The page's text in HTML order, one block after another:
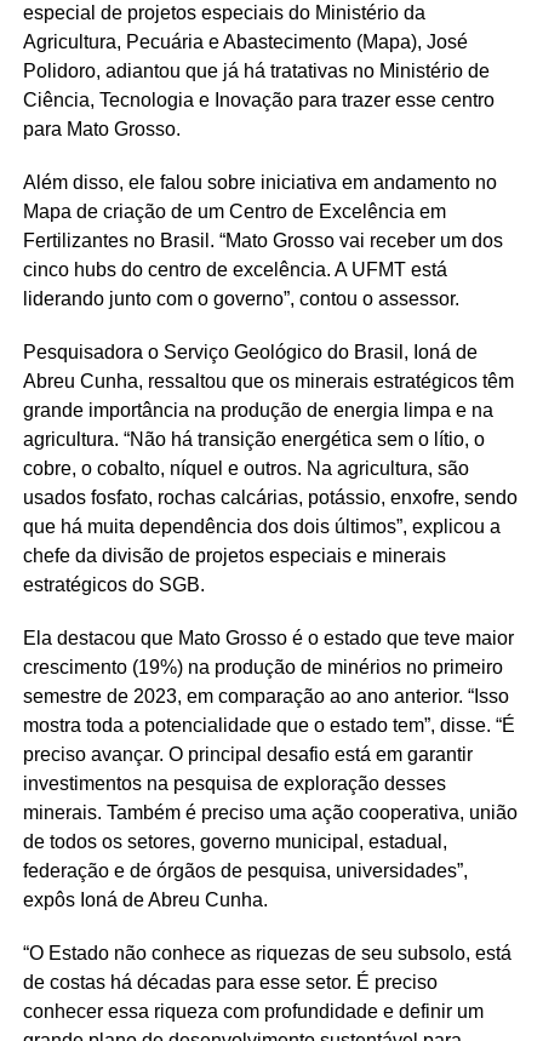
especial de projetos especiais do Ministério da
Agricultura, Pecuária e Abastecimento (Mapa), José
Polidoro, adiantou que já há tratativas no Ministério de
Ciência, Tecnologia e Inovação para trazer esse centro
para Mato Grosso.
Além disso, ele falou sobre iniciativa em andamento no
Mapa de criação de um Centro de Excelência em
Fertilizantes no Brasil. “Mato Grosso vai receber um dos
cinco hubs do centro de excelência. A UFMT está
liderando junto com o governo”, contou o assessor.
Pesquisadora o Serviço Geológico do Brasil, Ioná de
Abreu Cunha, ressaltou que os minerais estratégicos têm
grande importância na produção de energia limpa e na
agricultura. “Não há transição energética sem o lítio, o
cobre, o cobalto, níquel e outros. Na agricultura, são
usados fosfato, rochas calcárias, potássio, enxofre, sendo
que há muita dependência dos dois últimos”, explicou a
chefe da divisão de projetos especiais e minerais
estratégicos do SGB.
Ela destacou que Mato Grosso é o estado que teve maior
crescimento (19%) na produção de minérios no primeiro
semestre de 2023, em comparação ao ano anterior. “Isso
mostra toda a potencialidade que o estado tem”, disse. “É
preciso avançar. O principal desafio está em garantir
investimentos na pesquisa de exploração desses
minerais. Também é preciso uma ação cooperativa, união
de todos os setores, governo municipal, estadual,
federação e de órgãos de pesquisa, universidades”,
expôs Ioná de Abreu Cunha.
“O Estado não conhece as riquezas de seu subsolo, está
de costas há décadas para esse setor. É preciso
conhecer essa riqueza com profundidade e definir um